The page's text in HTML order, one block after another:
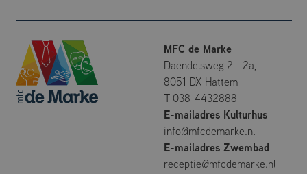
MFC de Marke
Daendelsweg 2 - 2a,
8051 DX Hattem
T 038-4432888
E-mailadres Kulturhus
info@mfcdemarke.nl
E-mailadres Zwembad
receptie@mfcdemarke.nl
Naam Vervaldatum Omschrijving
_ga
maand
is gekoppeld aan
Google Universal
Analytics - wat een
belangrijke update
algemeen gebruikte
analyseservice van
Google. Deze